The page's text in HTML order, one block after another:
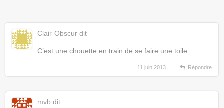
Clair-Obscur dit
C’est une chouette en train de se faire une toile
11 juin 2013 Répondre
mvb dit